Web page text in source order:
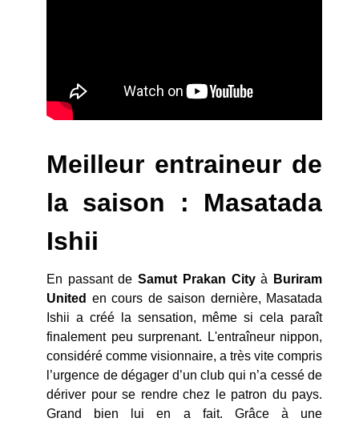
Meilleur entraineur de
la saison : Masatada
Ishii
En passant deSamut Prakan Cityà
Buriram
United en cours de saison dernière, Masatada
Ishii a créé la sensation, même si cela paraît
finalement peu surprenant. L'entraîneur nippon,
considéré comme visionnaire, a très vite compris
l’urgence de dégager d’un club qui n’a cessé de
dériver pour se rendre chez le patron du pays.
Grand bien lui en a fait. Grâce à une